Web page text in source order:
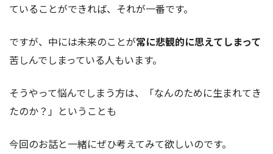
ていることができれば、それが一番です。
ですが、中には未来のことが常に悲観的に思えてしまって
苦しんでしまっている人もいます。
そうやって悩んでしまう方は、「なんのために生まれてき
たのか？」ということも
今回のお話と一緒にぜひ考えてみて欲しいのです。